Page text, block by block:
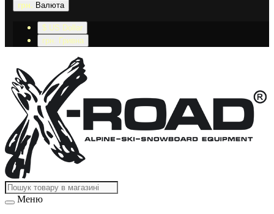
грн. Валюта
$ US Dollar
грн. Гривна
Меню